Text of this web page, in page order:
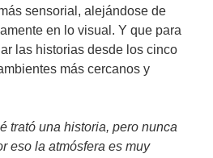
sensorial, alejándose de
en lo visual. Y que para
las historias desde los cinco
más cercanos y
trató una historia, pero nunca
eso la atmósfera es muy